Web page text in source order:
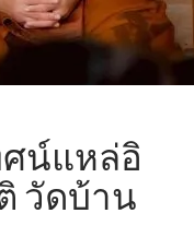
น์แหล่อิ
วัดบ้าน